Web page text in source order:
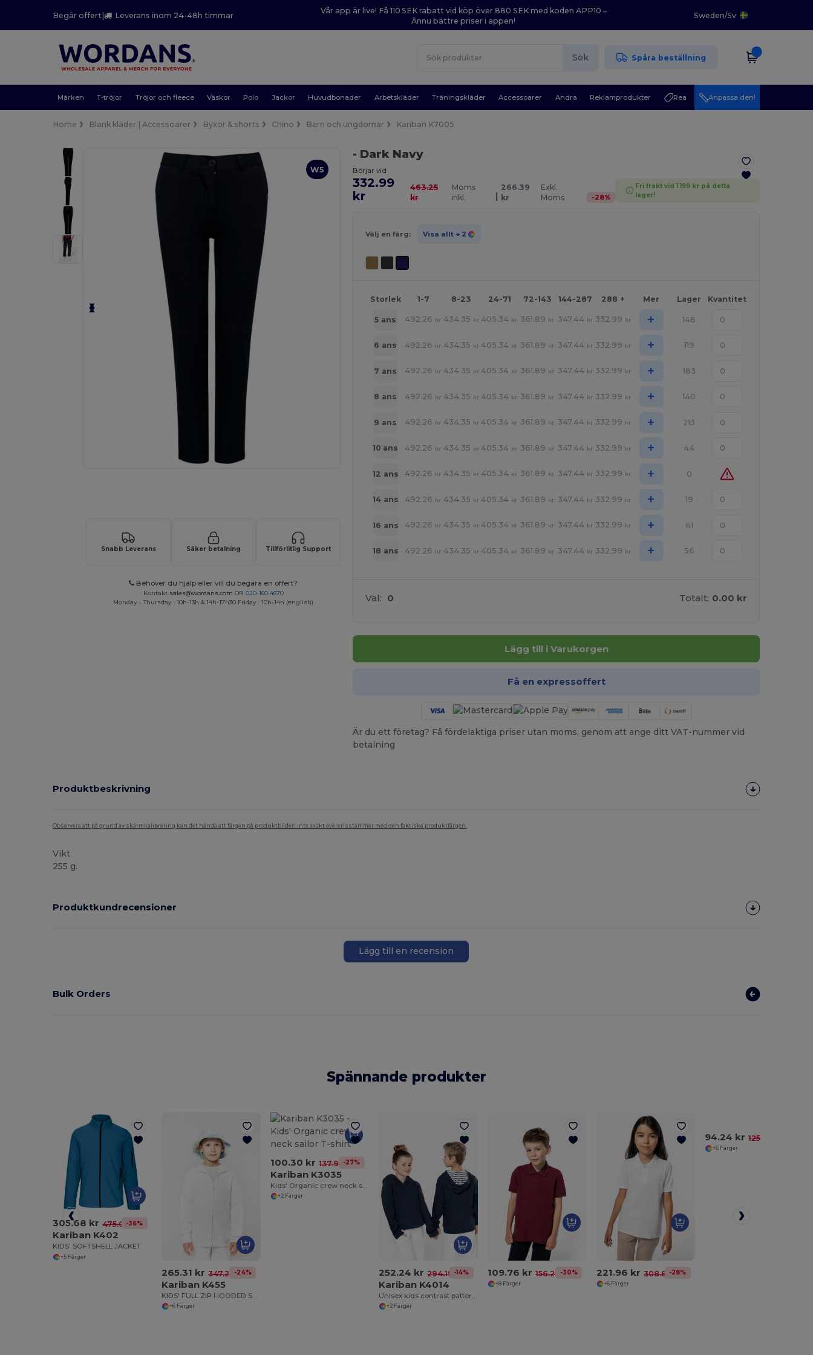
Begär offert| Leverans inom 24-48h timmar
Vår app är live! Få 110 SEK rabatt vid köp över 880 SEK med koden APP10 –
Ännu bättre priser i appen!
Sweden/Sv
Sök Spåra beställning
Märken T-tröjor Tröjor och fleece Väskor Polo Jackor Huvudbonader Arbetskläder Träningskläder Accessoarer Andra Reklamprodukter Rea Anpassa den!
Home Blank kläder | Accessoarer Byxor & shorts Chino Barn och ungdomar Kariban K7005
W5
Snabb Leverans Säker betalning Tillförlitlig Support
Behöver du hjälp eller vill du begära en offert?
Kontakt sales@wordans.com OR 020-160 4670
Monday - Thursday : 10h-13h & 14h-17h30 Friday : 10h-14h (english)
- Dark Navy
Börjar vid
332.99
kr
463.25
kr
Moms
inkl.
|
266.39
kr
Exkl.
Moms
-28%
Fri frakt vid 1 199 kr på detta
lager!
Välj en färg: Visa allt + 2
Storlek 1-7 8-23 24-71 72-143 144-287 288 + Mer Lager Kvantitet
5 ans 492.26 kr 434.35 kr 405.34 kr 361.89 kr 347.44 kr 332.99 kr + 148
6 ans 492.26 kr 434.35 kr 405.34 kr 361.89 kr 347.44 kr 332.99 kr + 119
7 ans 492.26 kr 434.35 kr 405.34 kr 361.89 kr 347.44 kr 332.99 kr + 183
8 ans 492.26 kr 434.35 kr 405.34 kr 361.89 kr 347.44 kr 332.99 kr + 140
9 ans 492.26 kr 434.35 kr 405.34 kr 361.89 kr 347.44 kr 332.99 kr + 213
10 ans 492.26 kr 434.35 kr 405.34 kr 361.89 kr 347.44 kr 332.99 kr + 44
12 ans 492.26 kr 434.35 kr 405.34 kr 361.89 kr 347.44 kr 332.99 kr + 0
14 ans 492.26 kr 434.35 kr 405.34 kr 361.89 kr 347.44 kr 332.99 kr + 19
16 ans 492.26 kr 434.35 kr 405.34 kr 361.89 kr 347.44 kr 332.99 kr + 61
18 ans 492.26 kr 434.35 kr 405.34 kr 361.89 kr 347.44 kr 332.99 kr + 56
Val: 0 Totalt: 0.00 kr
Lägg till i Varukorgen
Få en expressoffert
Är du ett företag? Få fördelaktiga priser utan moms, genom att ange ditt VAT-nummer vid
betalning
Produktbeskrivning
Observera att på grund av skärmkalibrering kan det hända att färgen på produktbilden inte exakt överensstämmer med den faktiska produktfärgen.
Vikt
255 g.
Produktkundrecensioner
Lägg till en recension
Bulk Orders
Spännande produkter
305.68 kr 475.04 kr
-36%
Kariban K402
KIDS' SOFTSHELL JACKET
+5 Färger
265.31 kr 347.23 kr
-24%
Kariban K455
KIDS' FULL ZIP HOODED SWEATSHIRT
+6 Färger
100.30 kr 137.91 kr-27%
Kariban K3035
Kids' Organic crew neck sailor T-shirt
+2 Färger
252.24 kr 294.19 kr
-14%
Kariban K4014
Unisex kids contrast patterned hooded sweatshirt
+2 Färger
109.76 kr 156.29 kr
-30%
+8 Färger
221.96 kr 308.87 kr
-28%
+6 Färger
94.24 kr 125.16 kr
+6 Färger